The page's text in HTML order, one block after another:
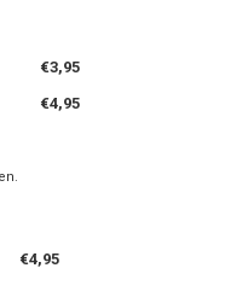
€3,95
€4,95
€4,95